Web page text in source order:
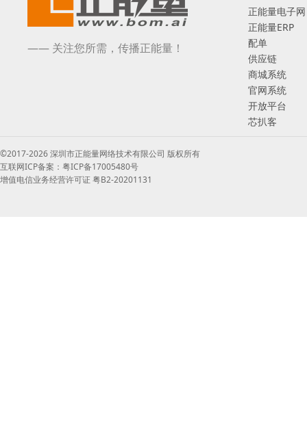
—— 关注您所需，传播正能量！
正能量电子网
正能量ERP
配单
供应链
商城系统
官网系统
开放平台
芯扒客
©2017-2026 深圳市正能量网络技术有限公司 版权所有
互联网ICP备案：粤ICP备17005480号
增值电信业务经营许可证 粤B2-20201131